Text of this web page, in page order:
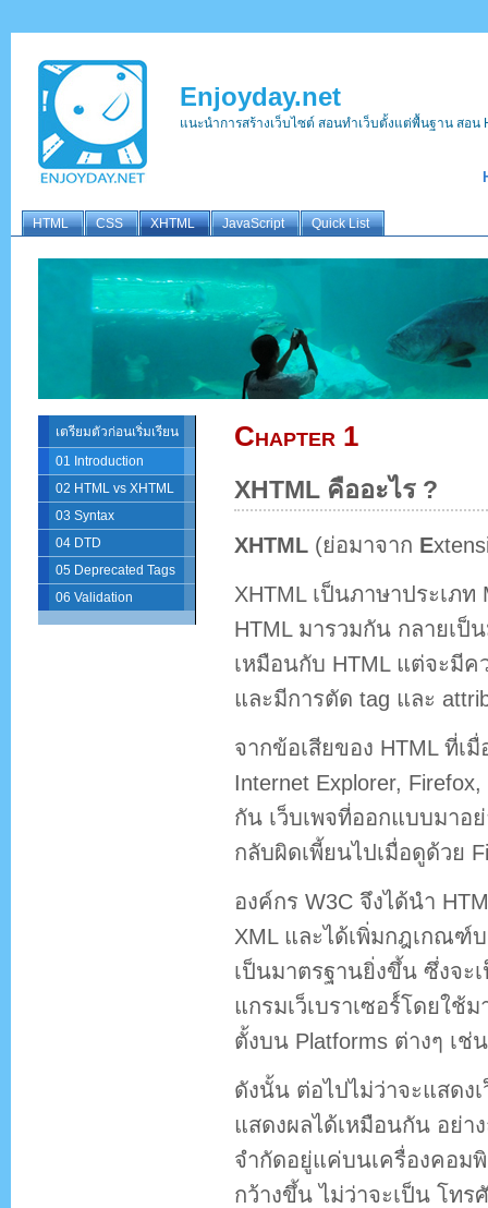
Enjoyday.net
แนะนำการสร้างเว็บไซต์ สอนทำเว็บตั้งแต่พื้นฐาน สอน
HTML CSS XHTML JavaScript Quick List
เตรียมตัวก่อนเริ่มเรียน
01 Introduction
02 HTML vs XHTML
03 Syntax
04 DTD
05 Deprecated Tags
06 Validation
Chapter 1
XHTML คืออะไร ?
XHTML (ย่อมาจาก E
XHTML เป็นภาษาประเภท
HTML มารวมกัน กลายเป็
เหมือนกับ HTML แต่จะมีค
และมีการตัด tag และ
จากข้อเสียของ HTML ที่เ
Internet Explorer,
กัน เว็บเพจที่ออกแบบมาอ
กลับผิดเพี้ยนไปเมื่อดูด้วย
องค์กร W3C จึงได้นำ
XML และได้เพิ่มกฎเกณฑ์
เป็นมาตรฐานยิ่งขึ้น ซึ่งจะ
แกรมเว็เบราเซอร์์โดยใช้
ตั้งบน Platforms ต่างๆ เ
ดังนั้น ต่อไปไม่ว่าจะแสดงเ
แสดงผลได้เหมือนกัน อย่า
จำกัดอยู่แค่บนเครื่องคอม
กว้างขึ้น ไม่ว่าจะเป็น โท